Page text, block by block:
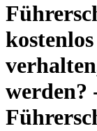
werden?